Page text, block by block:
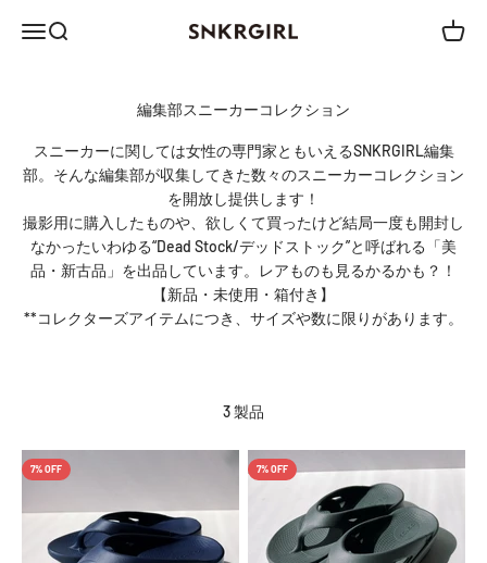
メニュー
検索 SNKRGIRL STORE カート
スニーカーに関しては女性の専門家ともいえるSNKRGIRL編集
部。そんな編集部が収集してきた数々のスニーカーコレクション
を開放し提供します！
撮影用に購入したものや、欲しくて買ったけど結局一度も開封し
なかったいわゆる“Dead Stock/デッドストック”と呼ばれる「美
品・新古品」を出品しています。レアものも見るかるかも？！
【新品・未使用・箱付き】
**コレクターズアイテムにつき、サイズや数に限りがあります。
3 製品
7% OFF 7% OFF